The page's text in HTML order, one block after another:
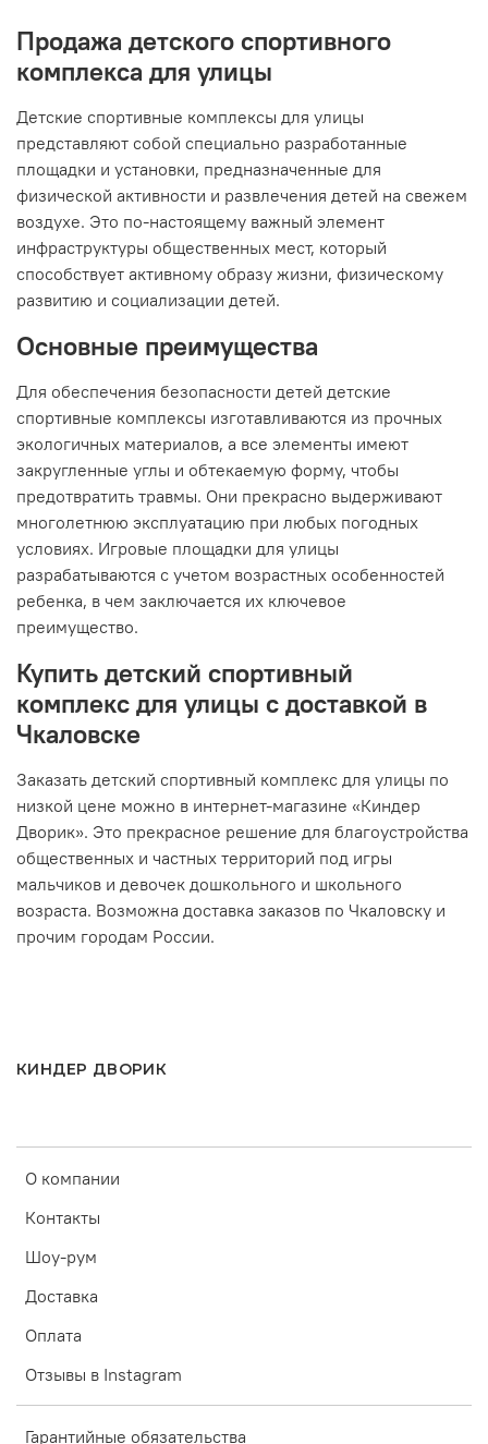
Продажа детского спортивного
комплекса для улицы
Детские спортивные комплексы для улицы
представляют собой специально разработанные
площадки и установки, предназначенные для
физической активности и развлечения детей на свежем
воздухе. Это по-настоящему важный элемент
инфраструктуры общественных мест, который
способствует активному образу жизни, физическому
развитию и социализации детей.
Основные преимущества
Для обеспечения безопасности детей детские
спортивные комплексы изготавливаются из прочных
экологичных материалов, а все элементы имеют
закругленные углы и обтекаемую форму, чтобы
предотвратить травмы. Они прекрасно выдерживают
многолетнюю эксплуатацию при любых погодных
условиях. Игровые площадки для улицы
разрабатываются с учетом возрастных особенностей
ребенка, в чем заключается их ключевое
преимущество.
Купить детский спортивный
комплекс для улицы с доставкой в
Чкаловске
Заказать детский спортивный комплекс для улицы по
низкой цене можно в интернет-магазине «Киндер
Дворик». Это прекрасное решение для благоустройства
общественных и частных территорий под игры
мальчиков и девочек дошкольного и школьного
возраста. Возможна доставка заказов по Чкаловску и
прочим городам России.
КИНДЕР ДВОРИК
О компании
Контакты
Шоу-рум
Доставка
Оплата
Отзывы в Instagram
Гарантийные обязательства